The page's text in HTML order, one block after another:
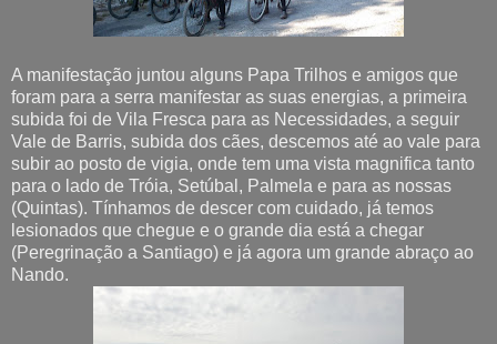
A manifestação juntou alguns Papa Trilhos e amigos que
foram para a serra manifestar as suas energias, a primeira
subida foi de Vila Fresca para as Necessidades, a seguir
Vale de Barris, subida dos cães, descemos até ao vale para
subir ao posto de vigia, onde tem uma vista magnifica tanto
para o lado de Tróia, Setúbal, Palmela e para as nossas
(Quintas). Tínhamos de descer com cuidado, já temos
lesionados que chegue e o grande dia está a chegar
(Peregrinação a Santiago) e já agora um grande abraço ao
Nando.